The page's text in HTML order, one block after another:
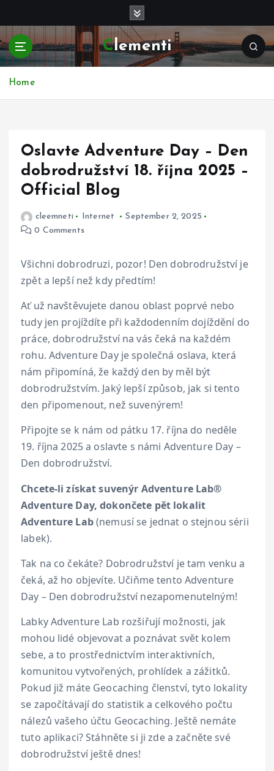
p
t
Clementi
Home
Oslavte Adventure Day – Den
dobrodružství 18. října 2025 –
Official Blog
cleemneti Internet
September 2, 2025
0 Comments
Všichni dobrodruzi, pozor! Den dobrodružství je
zpět a lepší než kdy předtím!
Ať už navštěvujete danou oblast poprvé nebo
tudy jen projíždíte při každodenním dojíždění do
práce, dobrodružství na vás čeká na každém
rohu. Adventure Day je společná oslava, která
nám připomíná, že každý den by měl být
dobrodružstvím. Jaký lepší způsob, jak si tento
den připomenout, než suvenýrem!
Připojte se k nám od pátku 17. října do neděle
19. října 2025 a oslavte s námi Adventure Day –
Den dobrodružství.
Chcete-li získat suvenýr Adventure Lab®
Adventure Day, dokončete pět lokalit
Adventure Lab(nemusí se jednat o stejnou sérii
labek).
Tak na co čekáte? Dobrodružství je tam venku a
čeká, až ho objevíte. Učiňme tento Adventure
Day – Den dobrodružství nezapomenutelným!
Labky Adventure Lab rozšiřují možnosti, jak
mohou lidé objevovat a poznávat svět kolem
sebe, a to prostřednictvím interaktivních,
komunitou vytvořených, prohlídek a zážitků.
Pokud již máte Geocaching členství, tyto lokality
se započítávají do statistik a celkového počtu
nálezů vašeho účtu Geocaching. Ještě nemáte
tuto aplikaci? Stáhněte si ji zde a začněte své
dobrodružství ještě dnes!